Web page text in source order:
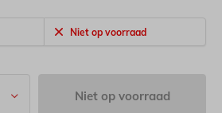
Niet op voorraad
Niet op voorraad